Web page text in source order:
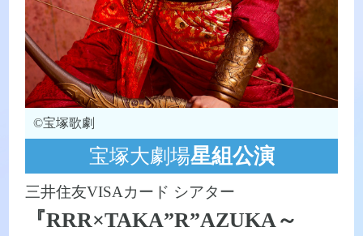
©宝塚歌劇
宝塚大劇場星組公演
三井住友VISAカード シアター
『RRR×TAKA”R”AZUKA～